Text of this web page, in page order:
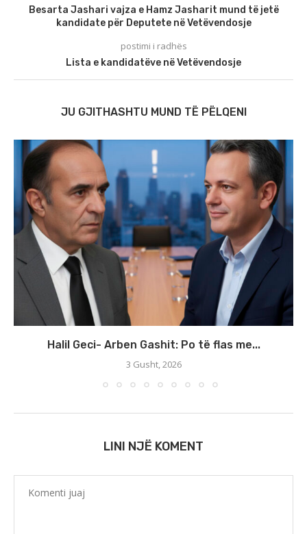
Besarta Jashari vajza e Hamz Jasharit mund të jetë
kandidate për Deputete në Vetëvendosje
postimi i radhës
Lista e kandidatëve në Vetëvendosje
JU GJITHASHTU MUND TË PËLQENI
Halil Geci- Arben Gashit: Po të flas me...
3 Gusht, 2026
LINI NJË KOMENT